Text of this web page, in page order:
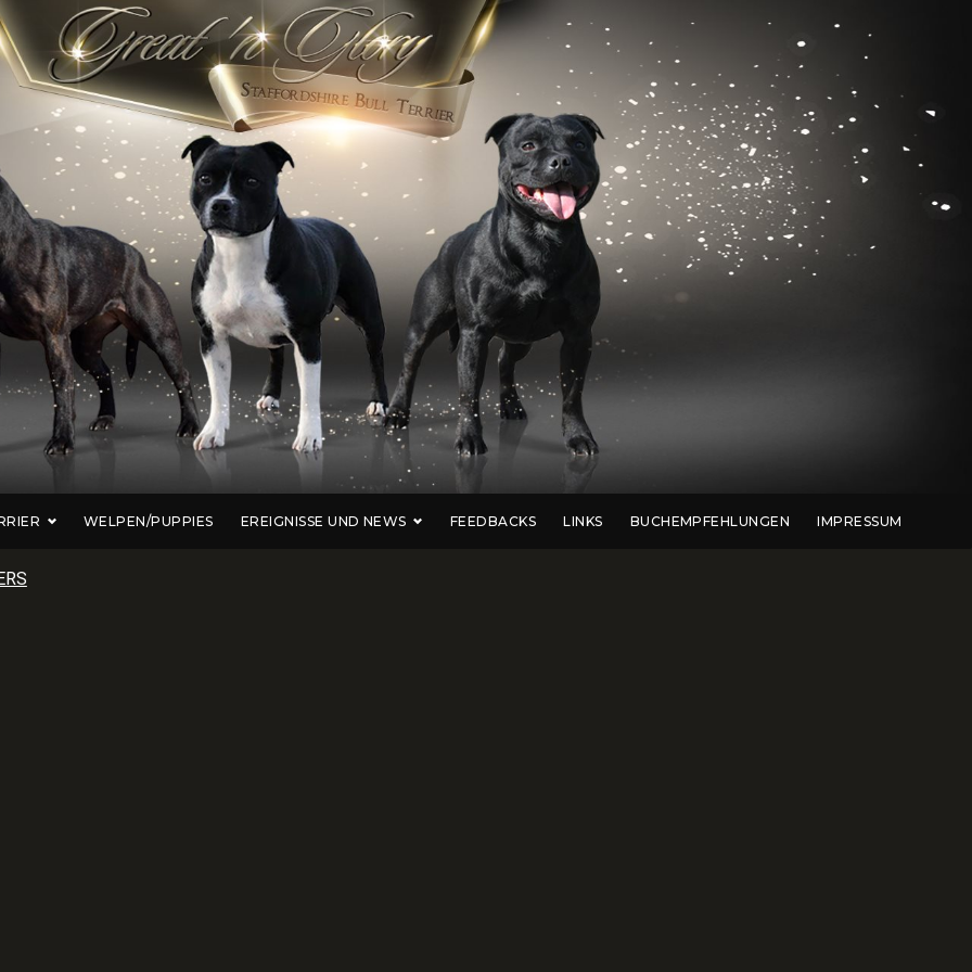
WELPEN/PUPPIES EREIGNISSE UND NEWS FEEDBACKS LINKS BUCHEMPFEHLUNGEN IMPRESSUM